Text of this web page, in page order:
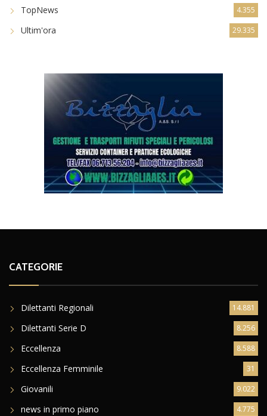
TopNews 4.355
Ultim'ora 29.335
CATEGORIE
Dilettanti Regionali 14.881
Dilettanti Serie D 8.256
Eccellenza 8.588
Eccellenza Femminile 31
Giovanili 9.022
news in primo piano 4.775